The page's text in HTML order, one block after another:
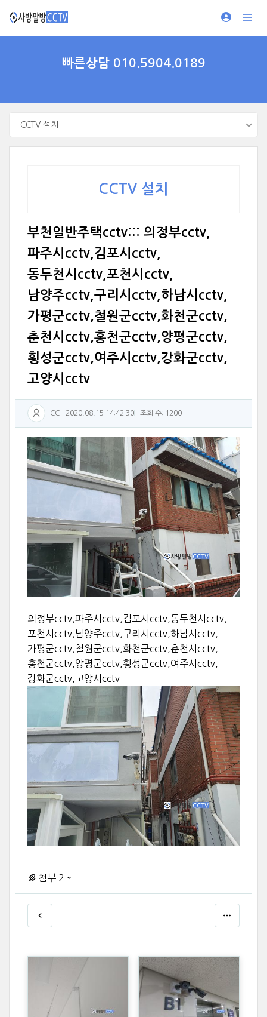
빠른상담 010.5904.0189
CCTV 설치
CCTV 설치
부천일반주택cctv::: 의정부cctv,
파주시cctv,김포시cctv,
동두천시cctv,포천시cctv,
남양주cctv,구리시cctv,하남시cctv,
가평군cctv,철원군cctv,화천군cctv,
춘천시cctv,홍천군cctv,양평군cctv,
횡성군cctv,여주시cctv,강화군cctv,
고양시cctv
CC 2020.08.15 14:42:30 조회 수: 1200
의정부cctv,파주시cctv,김포시cctv,동두천시cctv,
포천시cctv,남양주cctv,구리시cctv,하남시cctv,
가평군cctv,철원군cctv,화천군cctv,춘천시cctv,
홍천군cctv,양평군cctv,횡성군cctv,여주시cctv,
강화군cctv,고양시cctv
첨부 2